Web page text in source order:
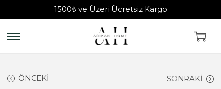
1500₺ ve Üzeri Ücretsiz Kargo
ÖNCEKI SONRAKI